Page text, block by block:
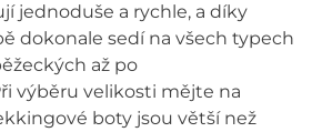
jednoduše a rychle, a díky
dokonale sedí na všech typech
až po
výběru velikosti mějte na
boty jsou větší než